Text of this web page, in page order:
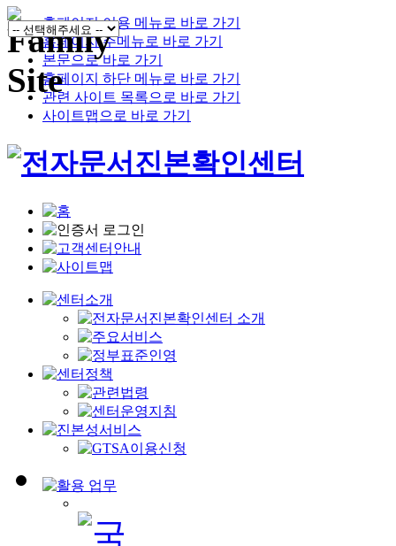
홈페이지 이용 메뉴로 바로 가기
홈페이지 주메뉴로 바로 가기
본문으로 바로 가기
홈페이지 하단 메뉴로 바로 가기
관련 사이트 목록으로 바로 가기
사이트맵으로 바로 가기